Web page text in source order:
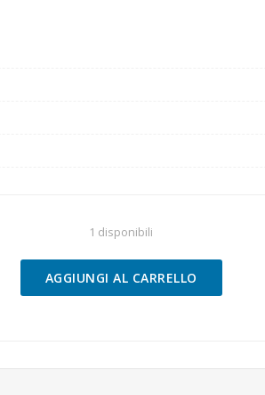
1 disponibili
OblòAGGIUNGI AL CARRELLO